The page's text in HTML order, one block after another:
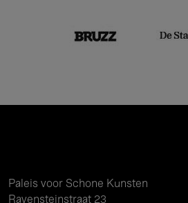
Paleis voor Schone Kunsten
Ravensteinstraat 23